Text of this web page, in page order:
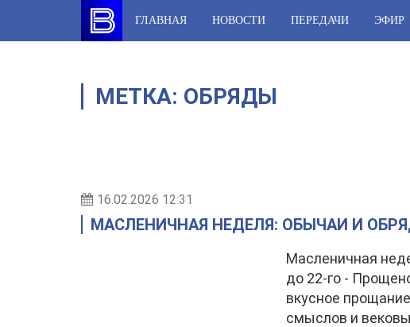
content
ГЛАВНАЯ НОВОСТИ ПЕРЕДАЧИ ЭФИР
МЕТКА: ОБРЯДЫ
16.02.2026 12:31
МАСЛЕНИЧНАЯ НЕДЕЛЯ: ОБЫЧАИ И
Масленичная
до 22-го -
вкусное
смыслов и